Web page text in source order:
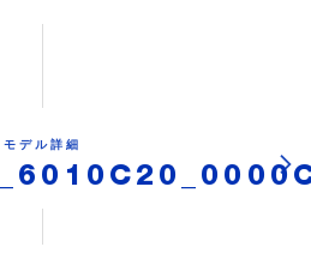
モデル詳細